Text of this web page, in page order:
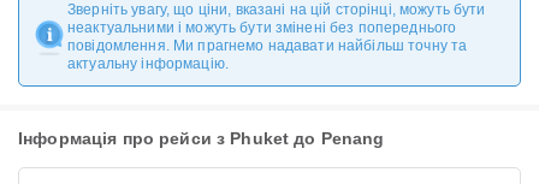
Зверніть увагу, що ціни, вказані на цій сторінці, можуть бути
неактуальними і можуть бути змінені без попереднього
повідомлення. Ми прагнемо надавати найбільш точну та
актуальну інформацію.
Інформація про рейси з Phuket до Penang